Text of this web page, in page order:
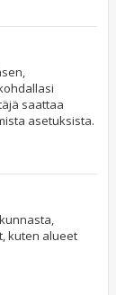
saattaa
asetuksista.
kuten alueet